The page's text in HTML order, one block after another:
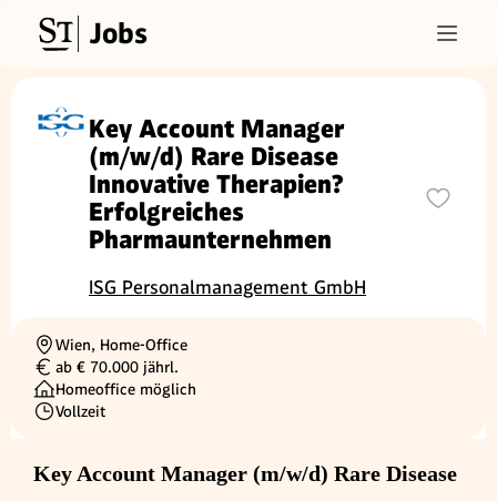
Jobs
Key Account Manager
(m/w/d) Rare Disease
Innovative Therapien?
Erfolgreiches
Pharmaunternehmen
ISG Personalmanagement GmbH
Ortschaft
Wien, Home-Office
Gehalt
ab € 70.000 jährl.
Homeoffice möglich
Beschäftigungsart
Vollzeit
Key Account Manager (m/w/d) Rare Disease